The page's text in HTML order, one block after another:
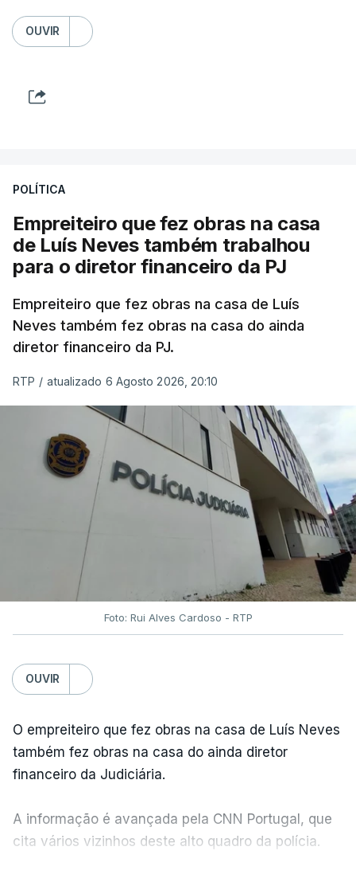
OUVIR
POLÍTICA
Empreiteiro que fez obras na casa
de Luís Neves também trabalhou
para o diretor financeiro da PJ
Empreiteiro que fez obras na casa de Luís
Neves também fez obras na casa do ainda
diretor financeiro da PJ.
RTP / atualizado 6 Agosto 2026, 20:10
Foto: Rui Alves Cardoso - RTP
OUVIR
O empreiteiro que fez obras na casa de Luís Neves
também fez obras na casa do ainda diretor
financeiro da Judiciária.
A informação é avançada pela CNN Portugal, que
cita vários vizinhos deste alto quadro da polícia.